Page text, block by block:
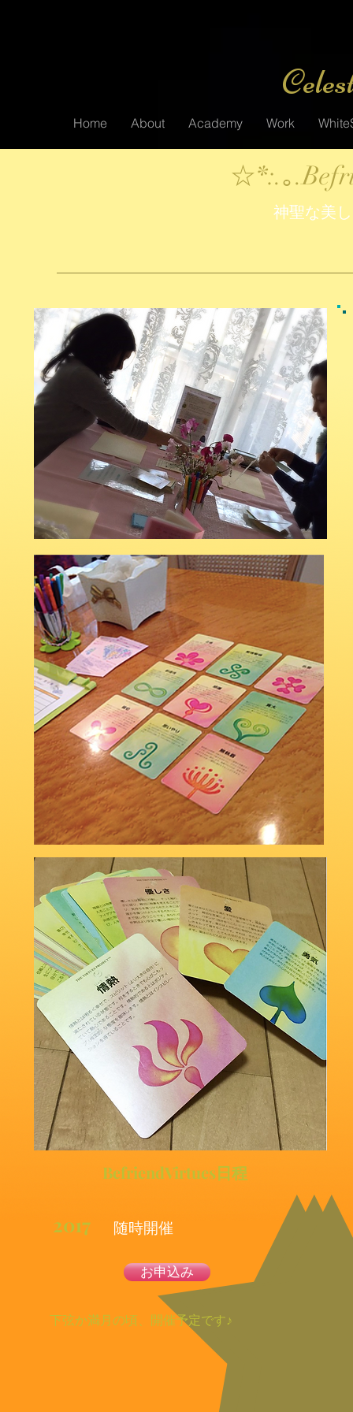
Home About Academy Work
神聖な美
☆*:.｡
随時開催
2017
BefriendVirtues日程
下弦か満月の頃、開催予定です♪
お申込み